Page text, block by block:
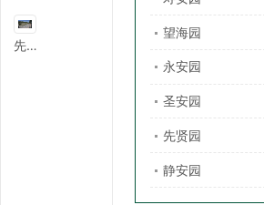
先贤园
望海园
永安园
圣安园
先贤园
静安园